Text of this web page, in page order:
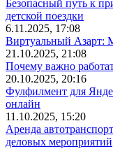
Безопасный путь к
детской поездки
6.11.2025, 17:08
Виртуальный Азарт:
21.10.2025, 21:08
Почему важно
20.10.2025, 20:16
Фулфилмент для
онлайн
11.10.2025, 15:20
Аренда
деловых мероприятий